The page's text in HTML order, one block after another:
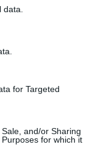
for Targeted
and/or Sharing
for which it